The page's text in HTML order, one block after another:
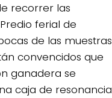
recorrer las
ferial de
de las muestras
convencidos que
ganadera se
caja de resonancia